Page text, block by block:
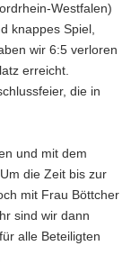
Westfalen)
knappes Spiel,
wir 6:5 verloren
erreicht.
die in
und mit dem
die Zeit bis zur
mit Frau Böttcher
sind wir dann
alle Beteiligten